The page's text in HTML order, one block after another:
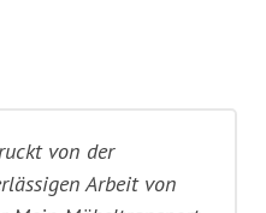
von der
Arbeit von